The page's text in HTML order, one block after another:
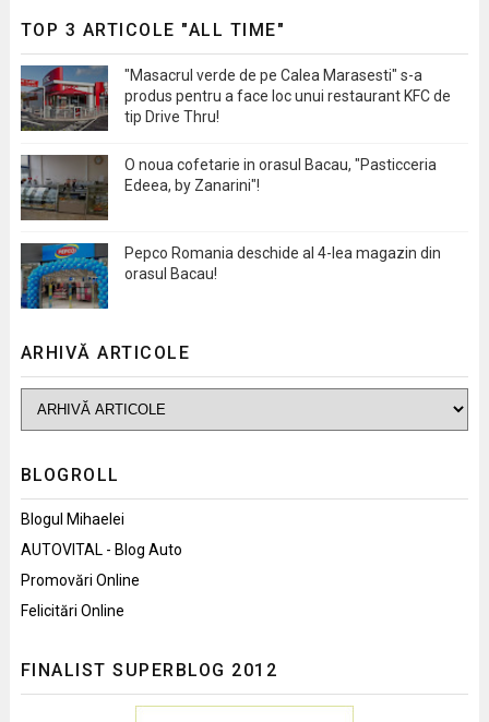
TOP 3 ARTICOLE "ALL TIME"
"Masacrul verde de pe Calea Marasesti" s-a
produs pentru a face loc unui restaurant KFC de
tip Drive Thru!
O noua cofetarie in orasul Bacau, "Pasticceria
Edeea, by Zanarini"!
Pepco Romania deschide al 4-lea magazin din
orasul Bacau!
ARHIVĂ ARTICOLE
BLOGROLL
Blogul Mihaelei
AUTOVITAL - Blog Auto
Promovări Online
Felicitări Online
FINALIST SUPERBLOG 2012